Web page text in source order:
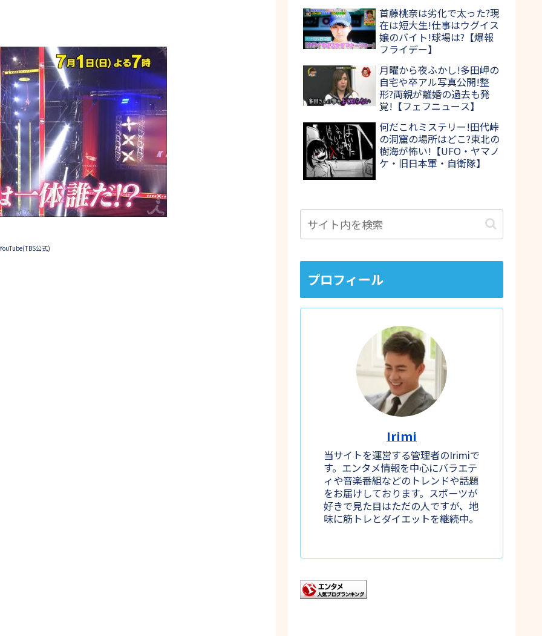
公式)
首藤桃奈は劣化で太った?現
在は短大生!仕事はウグイス
嬢のバイト!球場は?【爆報
フライデー】
月曜から夜ふかし!多田岬の
自宅や卒アル写真公開!整
形?両親が離婚の過去も発
覚!【フェフニュース】
何だこれミステリー!田代峠
の洞窟の場所はどこ?東北の
樹海が怖い!【UFO・ヤマノ
ケ・旧日本軍・自衛隊】
プロフィール
Irimi
当サイトを運営する管理者のIrimiで
す。エンタメ情報を中心にバラエテ
ィや音楽番組などのトレンドや話題
をお届けしております。スポーツが
好きで見た目はただの人ですが、地
味に筋トレとダイエットを継続中。